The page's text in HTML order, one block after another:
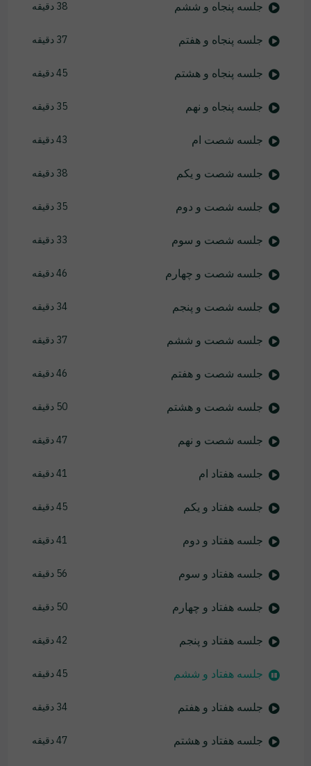
جلسه پنجاه و ششم 38 دقیقه
جلسه پنجاه و هفتم 37 دقیقه
جلسه پنجاه و هشتم 45 دقیقه
جلسه پنجاه و نهم 35 دقیقه
جلسه شصت ام 43 دقیقه
جلسه شصت و یکم 38 دقیقه
جلسه شصت و دوم 35 دقیقه
جلسه شصت و سوم 33 دقیقه
جلسه شصت و چهارم 46 دقیقه
جلسه شصت و پنجم 34 دقیقه
جلسه شصت و ششم 37 دقیقه
جلسه شصت و هفتم 46 دقیقه
جلسه شصت و هشتم 50 دقیقه
جلسه شصت و نهم 47 دقیقه
جلسه هفتاد ام 41 دقیقه
جلسه هفتاد و یکم 45 دقیقه
جلسه هفتاد و دوم 41 دقیقه
جلسه هفتاد و سوم 56 دقیقه
جلسه هفتاد و چهارم 50 دقیقه
جلسه هفتاد و پنجم 42 دقیقه
جلسه هفتاد و ششم 45 دقیقه
جلسه هفتاد و هفتم 34 دقیقه
جلسه هفتاد و هشتم 47 دقیقه